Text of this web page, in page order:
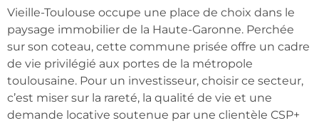
Vieille-Toulouse occupe une place de choix dans le
paysage immobilier de la Haute-Garonne. Perchée
sur son coteau, cette commune prisée offre un cadre
de vie privilégié aux portes de la métropole
toulousaine. Pour un investisseur, choisir ce secteur,
c’est miser sur la rareté, la qualité de vie et une
demande locative soutenue par une clientèle CSP+